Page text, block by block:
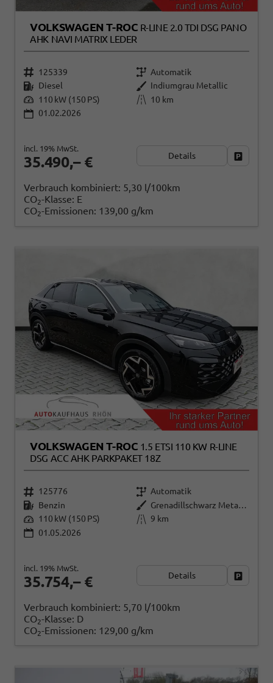
VOLKSWAGEN T-ROC R-LINE 2.0 TDI DSG PANO
AHK NAVI MATRIX LEDER
125339
Automatik
Diesel
Indiumgrau Metallic
110 kW (150 PS)
10 km
01.02.2026
35.490,– €
incl. 19% MwSt.
Details
Verbrauch kombiniert: 5,30 l/100km
CO2-Klasse: E
CO2-Emissionen: 139,00 g/km
VOLKSWAGEN T-ROC 1.5 ETSI 110 KW R-LINE
DSG ACC AHK PARKPAKET 18Z
125776
Automatik
Benzin
Grenadillschwarz Metallic
110 kW (150 PS)
9 km
01.05.2026
35.754,– €
incl. 19% MwSt.
Details
Verbrauch kombiniert: 5,70 l/100km
CO2-Klasse: D
CO2-Emissionen: 129,00 g/km